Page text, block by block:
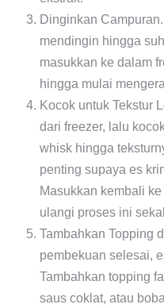
Dinginkan Campuran.
mendingin hingga
masukkan ke dalam
hingga mulai
Kocok untuk Tekstur
dari freezer, lalu
whisk hingga
penting supaya es
Masukkan kembali
ulangi proses ini
Tambahkan Topping
pembekuan selesai,
Tambahkan topping
saus coklat, atau